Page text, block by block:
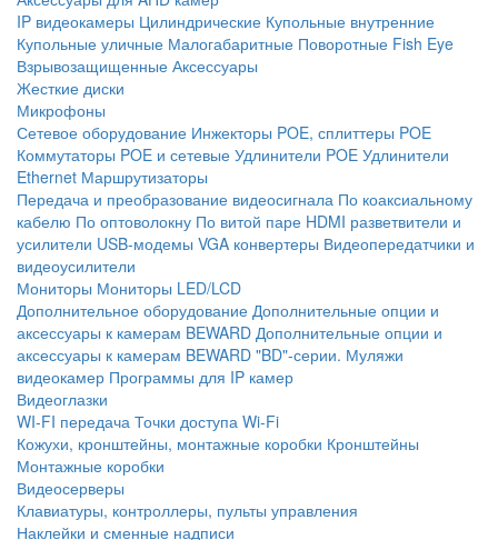
IP видеокамеры Цилиндрические Купольные внутренние
Купольные уличные Малогабаритные Поворотные Fish Eye
Взрывозащищенные Аксессуары
Жесткие диски
Микрофоны
Сетевое оборудование Инжекторы POE, сплиттеры POE
Коммутаторы POE и сетевые Удлинители POE Удлинители
Ethernet Маршрутизаторы
Передача и преобразование видеосигнала По коаксиальному
кабелю По оптоволокну По витой паре HDMI разветвители и
усилители USB-модемы VGA конвертеры Видеопередатчики и
видеоусилители
Мониторы Мониторы LED/LCD
Дополнительное оборудование Дополнительные опции и
аксессуары к камерам BEWARD Дополнительные опции и
аксессуары к камерам BEWARD "BD"-серии. Муляжи
видеокамер Программы для IP камер
Видеоглазки
WI-FI передача Точки доступа Wi-Fi
Кожухи, кронштейны, монтажные коробки Кронштейны
Монтажные коробки
Видеосерверы
Клавиатуры, контроллеры, пульты управления
Наклейки и сменные надписи